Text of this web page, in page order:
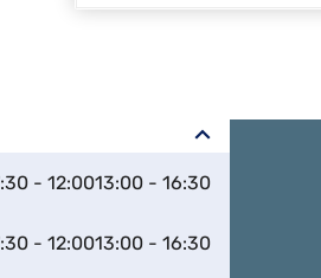
- 12:0013:00 - 16:30
- 12:0013:00 - 16:30